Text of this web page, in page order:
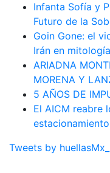
Infanta Sofía y
Futuro de la
Goin Gone: el
Irán en
ARIADNA
MORENA Y
5 AÑOS DE
El AICM reabre
estacionamiento
Tweets by huellasMx_